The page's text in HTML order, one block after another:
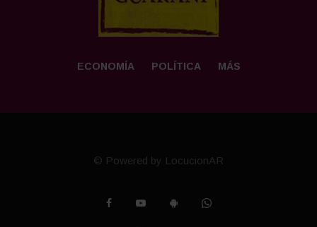
ECONOMÍA POLÍTICA MÁS
© Powered by LocucionAR